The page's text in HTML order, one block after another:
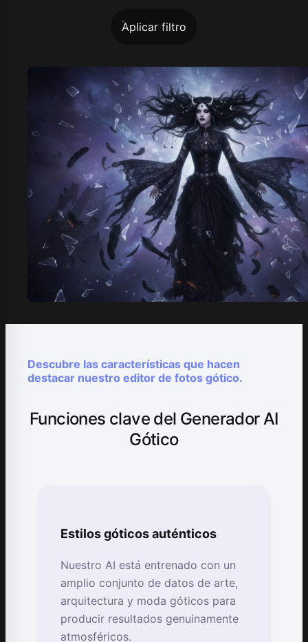
Aplicar filtro
Descubre las características que hacen
destacar nuestro editor de fotos gótico.
Funciones clave del Generador AI
Gótico
Estilos góticos auténticos
Nuestro AI está entrenado con un
amplio conjunto de datos de arte,
arquitectura y moda góticos para
producir resultados genuinamente
atmosféricos.